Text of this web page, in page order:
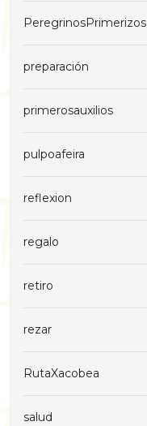
PeregrinosPrimerizos
preparación
primerosauxilios
pulpoafeira
reflexion
regalo
retiro
rezar
RutaXacobea
salud